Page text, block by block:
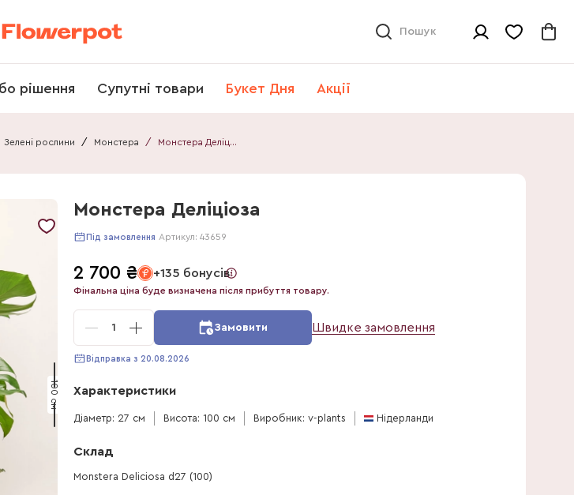
Пошук
рішення Супутні товари Букет Дня Акції
Зелені рослини / Монстера / Монстера Деліціоза
100 см
Монстера Деліціоза
Під замовлення Артикул: 43659
2 700 ₴ +135 бонусів
Фінальна ціна буде визначена після прибуття товару.
1 Замовити Швидке замовлення
Відправка з 20.08.2026
Характеристики
Діаметр: 27 см Висота: 100 см Виробник: v-plants Нідерланди
Склад
Monstera Deliciosa d27 (100)